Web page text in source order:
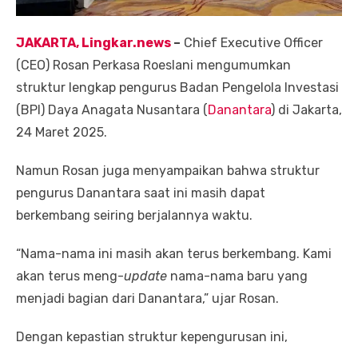
JAKARTA, Lingkar.news – Chief Executive Officer
(CEO) Rosan Perkasa Roeslani mengumumkan
struktur lengkap pengurus Badan Pengelola Investasi
(BPI) Daya Anagata Nusantara (Danantara) di Jakarta,
24 Maret 2025.
Namun Rosan juga menyampaikan bahwa struktur
pengurus Danantara saat ini masih dapat
berkembang seiring berjalannya waktu.
“Nama-nama ini masih akan terus berkembang. Kami
akan terus meng-update nama-nama baru yang
menjadi bagian dari Danantara,” ujar Rosan.
Dengan kepastian struktur kepengurusan ini,